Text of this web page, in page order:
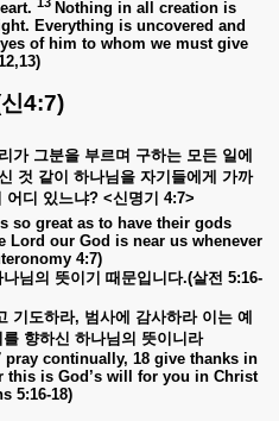
Nothing in all creation is
Everything is uncovered and
of him to whom we must give
신4:7)
가 그분을 부르며 구하는 모든 일에
것 같이 하나님을 자기들에게 가까
어디 있느냐? <신명기 4:7>
so great as to have their gods
Lord our God is near us whenever
4:7)
나님의 뜻이기 때문입니다.(살전 5:16-
기도하라, 범사에 감사하라 이는 예
를 향하신 하나님의 뜻이니라
pray continually, 18 give thanks in
this is God’s will for you in Christ
5:16-18)